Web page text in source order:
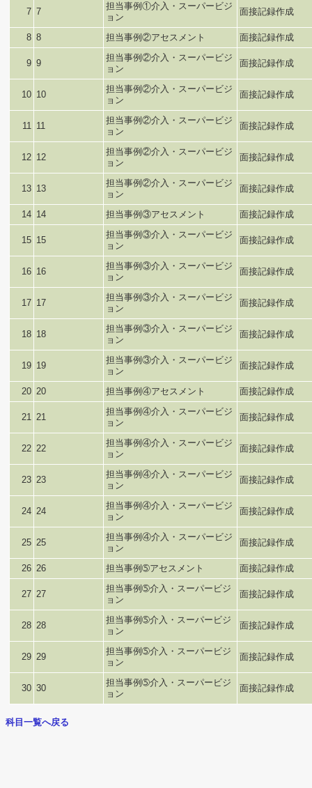
7 7
担当事例①介入・スーパービジ
ョン
面接記録作成
8 8 担当事例②アセスメント 面接記録作成
9 9
担当事例②介入・スーパービジ
ョン
面接記録作成
10 10
担当事例②介入・スーパービジ
ョン
面接記録作成
11 11
担当事例②介入・スーパービジ
ョン
面接記録作成
12 12
担当事例②介入・スーパービジ
ョン
面接記録作成
13 13
担当事例②介入・スーパービジ
ョン
面接記録作成
14 14 担当事例③アセスメント 面接記録作成
15 15
担当事例③介入・スーパービジ
ョン
面接記録作成
16 16
担当事例③介入・スーパービジ
ョン
面接記録作成
17 17
担当事例③介入・スーパービジ
ョン
面接記録作成
18 18
担当事例③介入・スーパービジ
ョン
面接記録作成
19 19
担当事例③介入・スーパービジ
ョン
面接記録作成
20 20 担当事例④アセスメント 面接記録作成
21 21
担当事例④介入・スーパービジ
ョン
面接記録作成
22 22
担当事例④介入・スーパービジ
ョン
面接記録作成
23 23
担当事例④介入・スーパービジ
ョン
面接記録作成
24 24
担当事例④介入・スーパービジ
ョン
面接記録作成
25 25
担当事例④介入・スーパービジ
ョン
面接記録作成
26 26 担当事例➄アセスメント 面接記録作成
27 27
担当事例➄介入・スーパービジ
ョン
面接記録作成
28 28
担当事例➄介入・スーパービジ
ョン
面接記録作成
29 29
担当事例➄介入・スーパービジ
ョン
面接記録作成
30 30
担当事例➄介入・スーパービジ
ョン
面接記録作成
科目一覧へ戻る